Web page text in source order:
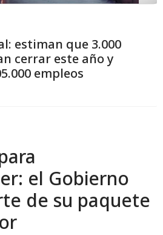
estiman que 3.000
cerrar este año y
empleos
el Gobierno
de su paquete